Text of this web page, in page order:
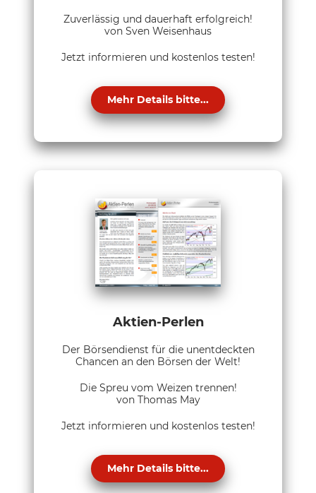
Zuverlässig und dauerhaft erfolgreich!
von Sven Weisenhaus
Jetzt informieren und kostenlos testen!
Mehr Details bitte...
Aktien-Perlen
Der Börsendienst für die unentdeckten
Chancen an den Börsen der Welt!
Die Spreu vom Weizen trennen!
von Thomas May
Jetzt informieren und kostenlos testen!
Mehr Details bitte...